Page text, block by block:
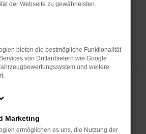
der Webseite zu gewährleisten.
bieten die bestmögliche Funktionalität
von Drittanbietern wie Google
und weitere
Marketing
ermöglichen es uns, die Nutzung der